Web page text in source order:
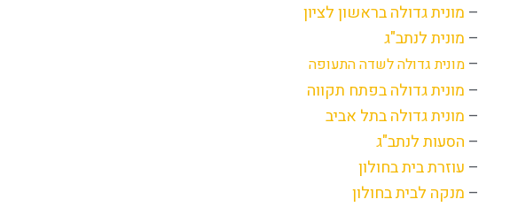
– מונית גדולה בראשון לציון
– מונית לנתב"ג
– מונית גדולה לשדה התעופה
– מונית גדולה בפתח תקווה
– מונית גדולה בתל אביב
– הסעות לנתב"ג
– עוזרת בית בחולון
– מנקה לבית בחולון